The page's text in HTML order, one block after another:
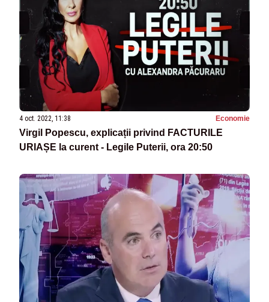
4 oct. 2022, 11:38 Economie
Virgil Popescu, explicații privind FACTURILE
URIAȘE la curent - Legile Puterii, ora 20:50